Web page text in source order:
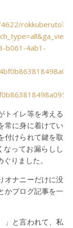
rokkuberuto?
b061-4ab1-
トイレ等を考える
常に身に着けてい
付けられて鍵を取
なってお漏らしし
りました。
オナニーだけに没
かブログ記事を一
」と言われて、私